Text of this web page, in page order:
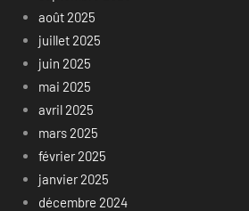
août 2025
juillet 2025
juin 2025
mai 2025
avril 2025
mars 2025
février 2025
janvier 2025
décembre 2024